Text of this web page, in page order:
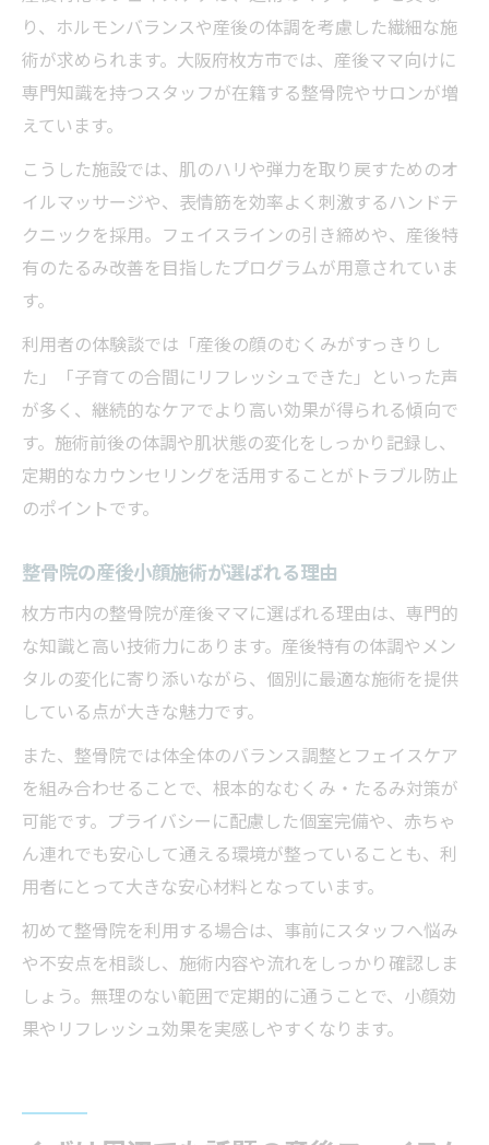
り、ホルモンバランスや産後の体調を考慮した繊細な施
術が求められます。大阪府枚方市では、産後ママ向けに
専門知識を持つスタッフが在籍する整骨院やサロンが増
えています。
こうした施設では、肌のハリや弾力を取り戻すためのオ
イルマッサージや、表情筋を効率よく刺激するハンドテ
クニックを採用。フェイスラインの引き締めや、産後特
有のたるみ改善を目指したプログラムが用意されていま
す。
利用者の体験談では「産後の顔のむくみがすっきりし
た」「子育ての合間にリフレッシュできた」といった声
が多く、継続的なケアでより高い効果が得られる傾向で
す。施術前後の体調や肌状態の変化をしっかり記録し、
定期的なカウンセリングを活用することがトラブル防止
のポイントです。
整骨院の産後小顔施術が選ばれる理由
枚方市内の整骨院が産後ママに選ばれる理由は、専門的
な知識と高い技術力にあります。産後特有の体調やメン
タルの変化に寄り添いながら、個別に最適な施術を提供
している点が大きな魅力です。
また、整骨院では体全体のバランス調整とフェイスケア
を組み合わせることで、根本的なむくみ・たるみ対策が
可能です。プライバシーに配慮した個室完備や、赤ちゃ
ん連れでも安心して通える環境が整っていることも、利
用者にとって大きな安心材料となっています。
初めて整骨院を利用する場合は、事前にスタッフへ悩み
や不安点を相談し、施術内容や流れをしっかり確認しま
しょう。無理のない範囲で定期的に通うことで、小顔効
果やリフレッシュ効果を実感しやすくなります。